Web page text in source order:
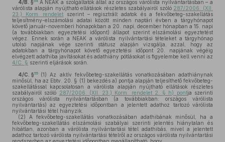
4/B. §
A NEAK a szolgáltatók által az országos várólista nyilvántartásban – a
várólista alapján nyújtható ellátások részletes szabályairól szóló 287/2006. (XII.
23.) Korm. rendelet szerint – regisztrált adatok és a fekvőbeteg-szakellátás
teljesítmény-elszámolási adatai között minden naptári évben a tárgyhónapot
követő január-novemberi hónapokban a 20. napi, december hónapban a 15. napi
(a továbbiakban: egyeztetési időpont) állapot szerint elszámolási egyeztetést
végez. Ennek során a NEAK a várólista nyilvántartási tételeket a tárgyhónap
utolsó napjának vége szerinti státusz alapján vizsgálja, azzal, hogy az
adatokban a tárgyhónapot követő egyeztetési időpont 20. napjának végéig
elvégzett adathiba javításokat és adathiány pótlásokat is figyelembe kell venni az
4/C. § szerinti eljárások során.
4/C. §55 (1) Az aktív fekvőbeteg-szakellátás vonatkozásában adathiánynak
minősül, ha az Ebtv. 20. § (1) bekezdés a) pontja alapján teljesíthető fekvőbeteg-
szakellátással kapcsolatosan a várólista alapján nyújtható ellátások részletes
szabályairól szóló 287/2006. (XII. 23.) Korm. rendelet 2. § h) pontja szerinti
országos várólista nyilvántartásban (a továbbiakban: országos várólista
nyilvántartás) az egyeztetési időpontban a jelentett adathoz tartozó várólista
nyilvántartási tétel hiányzik.
(2) A fekvőbeteg-szakellátás vonatkozásában adathibának minősül, ha a
fekvőbeteg-szakellátás elszámolási szabályai szerinti jelentés hiánytalan és
hibátlan, azonban a várólista nyilvántartási tétel adathibás, mivel a jelentett
adathoz tartozó várólista nyilvántartási tételről az országos várólista nyilvántartási